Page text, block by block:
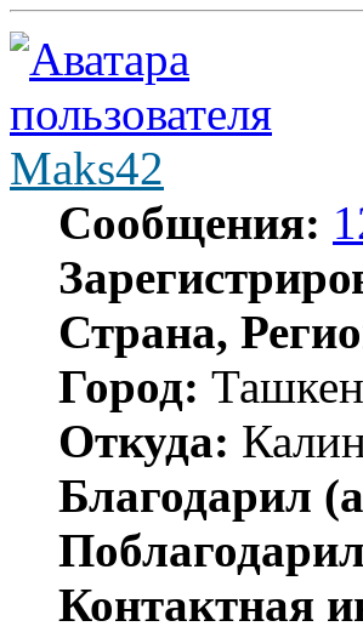
Maks42
Сообщения:
Страна,
Город:
Откуда:
Благодарил
Контактная